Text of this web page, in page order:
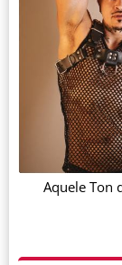
Aquele Ton